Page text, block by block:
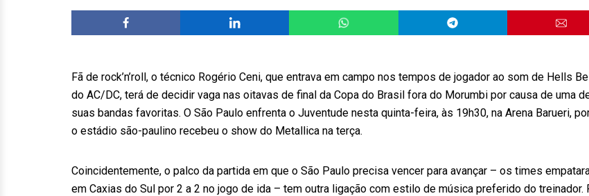
Fã de rock’n’roll, o técnico Rogério Ceni, que entrava em campo nos tempos de jogador ao som de Hells
do AC/DC, terá de decidir vaga nas oitavas de final da Copa do Brasil fora do Morumbi por causa de uma
suas bandas favoritas. O São Paulo enfrenta o Juventude nesta quinta-feira, às 19h30, na Arena Barueri,
o estádio são-paulino recebeu o show do Metallica na terça.
Coincidentemente, o palco da partida em que o São Paulo precisa vencer para avançar – os times
em Caxias do Sul por 2 a 2 no jogo de ida – tem outra ligação com estilo de música preferido do treinador.